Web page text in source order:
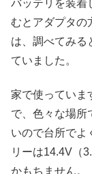
バッテリを装着
むとアダプタの
は、調べてみる
ていました。
家で使っていま
で、色々な場所
いので台所でよ
リーは14.4V（
かもちません。